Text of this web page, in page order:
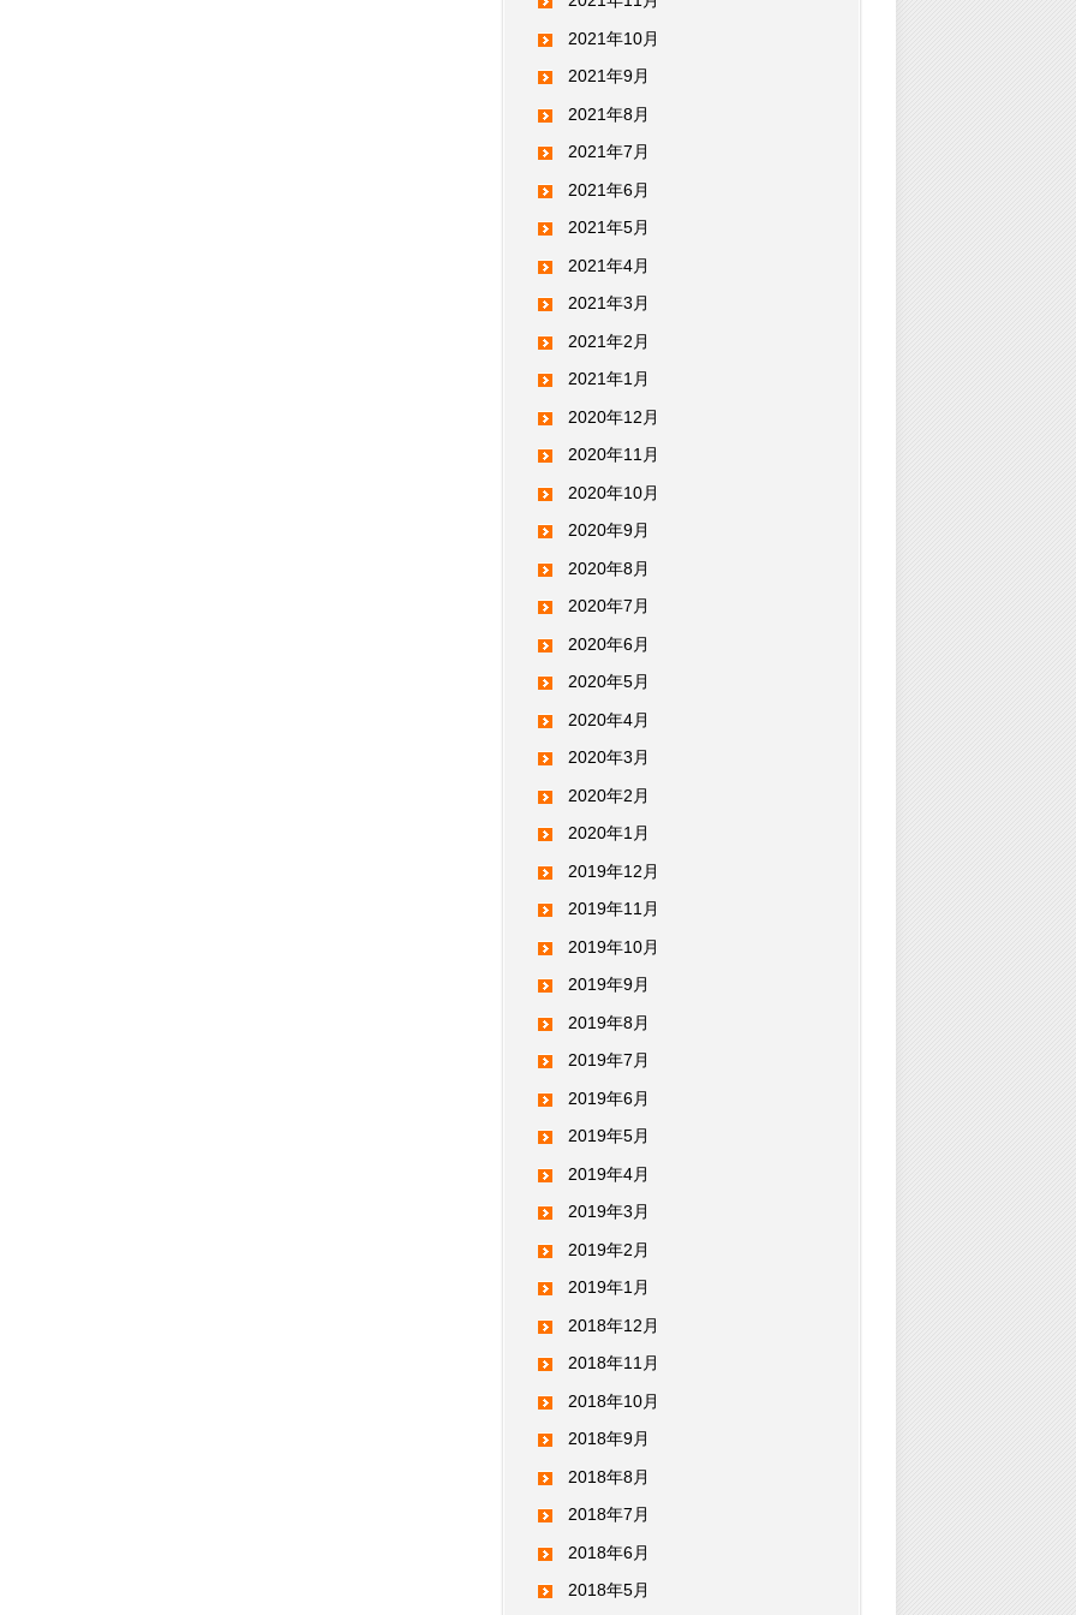
2021年10月
2021年9月
2021年8月
2021年7月
2021年6月
2021年5月
2021年4月
2021年3月
2021年2月
2021年1月
2020年12月
2020年11月
2020年10月
2020年9月
2020年8月
2020年7月
2020年6月
2020年5月
2020年4月
2020年3月
2020年2月
2020年1月
2019年12月
2019年11月
2019年10月
2019年9月
2019年8月
2019年7月
2019年6月
2019年5月
2019年4月
2019年3月
2019年2月
2019年1月
2018年12月
2018年11月
2018年10月
2018年9月
2018年8月
2018年7月
2018年6月
2018年5月